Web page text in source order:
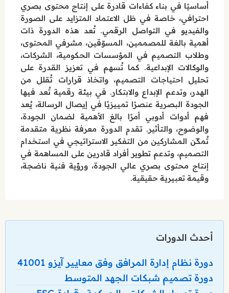
أساسيًا في بناء كفاءات قادرة على إنتاج محتوى بصري
احترافي، خاصة في ظل الاعتماد المتزايد على الصورة
والفيديو في التواصل الرقمي. تُعد هذه الدورة ذات
أهمية بالغة للمصممين، المسوّقين، مشرفي المحتوى،
وطلاب التصميم في المؤسسات الحكومية، الشركات،
والوكالات الإبداعية. كما تُسهم في تعزيز القدرة على
تحليل احتياجات التصميم، واتخاذ قرارات تُقلل من
الهدر، وتدعم الإبداع والابتكار. في بيئة رقمية تُعد فيها
الجودة البصرية عنصرًا تمييزيًا في إيصال الرسالة، يُعد
فهم أدوات أدوبي أمرًا بالغ الأهمية لضمان الجودة،
والوضوح، والتأثير. تقدم الدورة معرفة نظرية متقدمة
تُمكّن المشاركين من التفكير الاستراتيجي في استخدام
التصميم، وتدعم تطوير أفراد قادرين على المساهمة في
إنتاج محتوى بصري عالي الجودة، ورؤية فنية ناضجة،
وقيمة تعبيرية حقيقية.
أحدث الدورات
دورة نظام إدارة المرافق وفق معايير آيزو 41001
دورة تصميم شبكات الجهد المتوسط